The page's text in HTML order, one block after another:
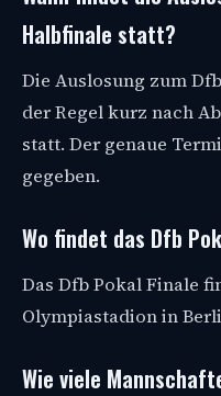
Halbfinale statt?
Die Auslosung zum
der Regel kurz nach
statt. Der genaue
gegeben.
Wo findet das Dfb
Das Dfb Pokal Finale
Olympiastadion in
Wie viele